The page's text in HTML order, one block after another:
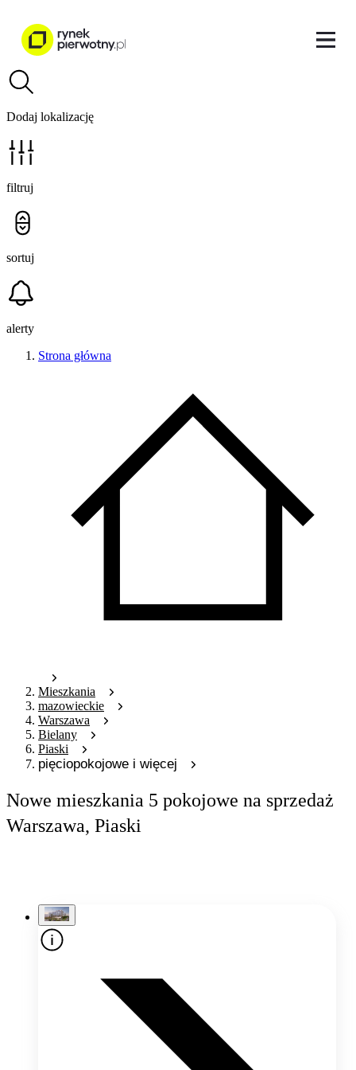
Dodaj lokalizację
filtruj
sortuj
alerty
Strona główna
Mieszkania
mazowieckie
Warszawa
Bielany
Piaski
pięciopokojowe i więcej
Nowe mieszkania 5 pokojowe na sprzedaż
Warszawa, Piaski